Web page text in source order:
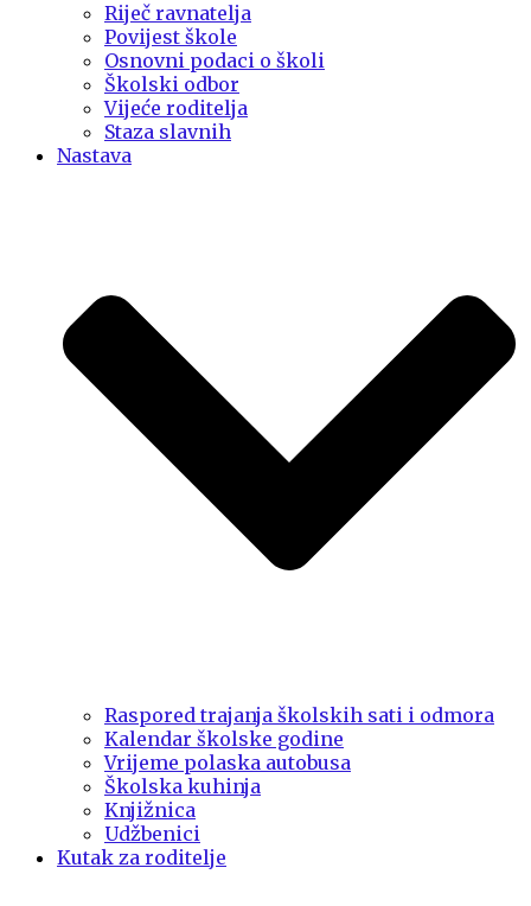
Riječ ravnatelja
Povijest škole
Osnovni podaci o školi
Školski odbor
Vijeće roditelja
Staza slavnih
Nastava
Raspored trajanja školskih sati i odmora
Kalendar školske godine
Vrijeme polaska autobusa
Školska kuhinja
Knjižnica
Udžbenici
Kutak za roditelje